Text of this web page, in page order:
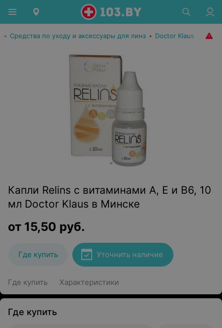
• Средства по уходу и аксессуары для линз • Doctor Klaus
Капли Relins с витаминами A, Е и B6, 10
мл Doctor Klaus в Минске
от 15,50 руб.
Где купить Уточнить наличие
Где купить Характеристики
Где купить